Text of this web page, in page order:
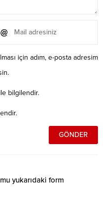
için adım, e-posta adresim
bilgilendir.
yukarıdaki form